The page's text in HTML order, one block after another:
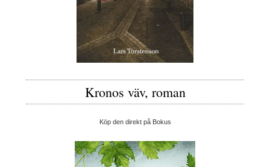
Kronos väv, roman
Köp den direkt på Bokus